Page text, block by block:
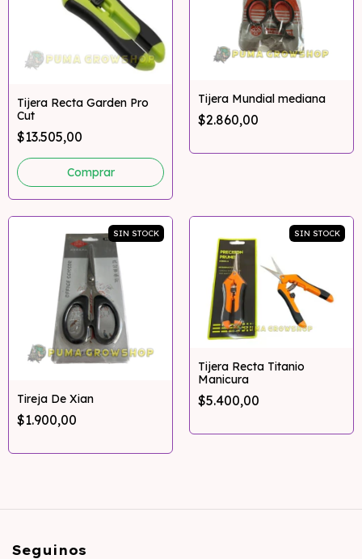
Tijera Recta Garden Pro
Cut
$13.505,00
Tijera Mundial mediana
$2.860,00
SIN STOCK
Tireja De Xian
$1.900,00
SIN STOCK
Tijera Recta Titanio
Manicura
$5.400,00
Seguinos